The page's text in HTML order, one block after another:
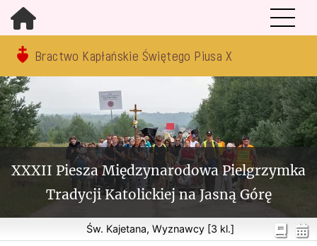
Bractwo Kapłańskie Świętego Piusa X
XXXII Piesza Międzynarodowa Pielgrzymka
Tradycji Katolickiej na Jasną Górę
Św. Kajetana, Wyznawcy [3 kl.]